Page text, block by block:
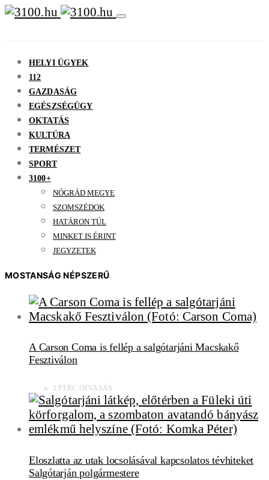
HELYI ÜGYEK
112
GAZDASÁG
EGÉSZSÉGÜGY
OKTATÁS
KULTÚRA
TERMÉSZET
SPORT
3100+
NÓGRÁD MEGYE
SZOMSZÉDOK
HATÁRON TÚL
MINKET IS ÉRINT
JEGYZETEK
MOSTANSÁG NÉPSZERŰ
A Carson Coma is fellép a salgótarjáni Macskakő
Fesztiválon
1 PERC OLVASÁS
Eloszlatta az utak locsolásával kapcsolatos tévhiteket
Salgótarján polgármestere